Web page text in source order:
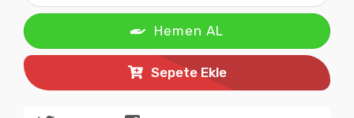
Hemen AL
Sepete Ekle